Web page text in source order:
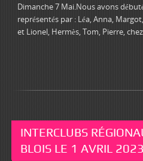
Dimanche 7 Mai.Nous avons
représentés par : Léa, Anna,
et Lionel, Hermès, Tom, Pierre,
INTERCLUBS
BLOIS LE 1 AVRIL 2023